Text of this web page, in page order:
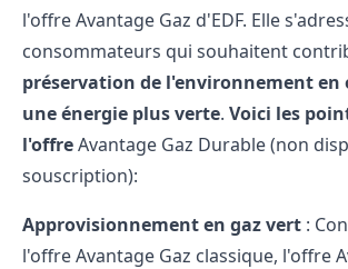
l'offre Avantage Gaz d'EDF. Elle
consommateurs qui souhaitent
préservation de l'environnement
une énergie plus verte. Voici les
l'offreAvantage Gaz Durable (non
souscription):
Approvisionnement en gaz vert :
l'offre Avantage Gaz classique, l'offre